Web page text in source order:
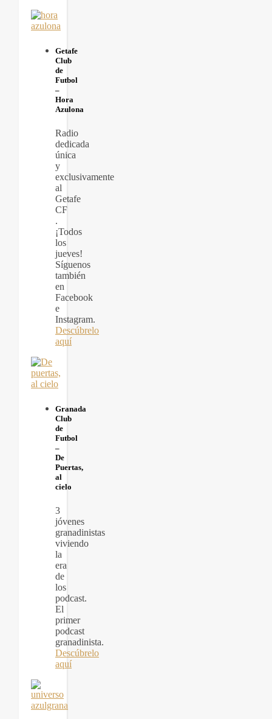
Getafe
Club
de
Futbol
–
Hora
Azulona
Radio
dedicada
única
y
exclusivamente
al
Getafe
CF
.
¡Todos
los
jueves!
Síguenos
también
en
Facebook
e
Instagram.
Descúbrelo
aquí
Granada
Club
de
Futbol
–
De
Puertas,
al
cielo
3
jóvenes
granadinistas
viviendo
la
era
de
los
podcast.
El
primer
podcast
granadinista.
Descúbrelo
aquí